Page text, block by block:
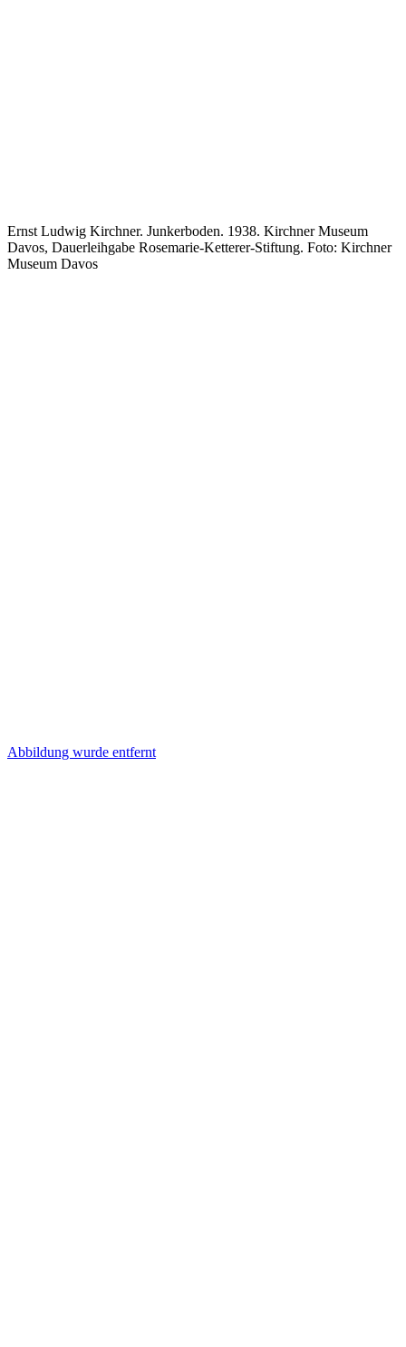
Ernst Ludwig Kirchner. Junkerboden. 1938. Kirchner Museum
Davos, Dauerleihgabe Rosemarie-Ketterer-Stiftung. Foto: Kirchner
Museum Davos
Abbildung wurde entfernt